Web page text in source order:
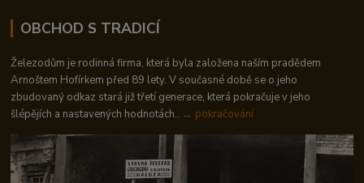
OBCHOD S TRADICÍ
Železodům je rodinná firma, která byla založena naším pradědem
Arnoštem Hofírkem před 89 lety. V současné době se o jeho
zbudovaný odkaz stará již třetí generace, která pokračuje v jeho
šlépějích a nastavených hodnotách.. → pokračování